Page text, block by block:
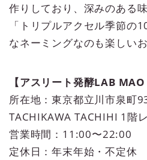
作りしており、深みのある
「トリプルアクセル季節の
なネーミングなのも楽しいお
【アスリート発酵LAB
所在地：東京都立川市泉町
TACHIKAWA TACHIHI 1階
営業時間：11:00〜22:00
定休日：年末年始・不定休